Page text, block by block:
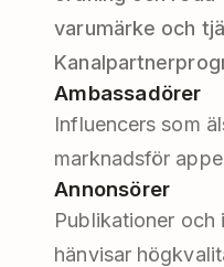
varumärke och
Ambassadörer
Influencers som
marknadsför
Annonsörer
Publikationer och
hänvisar